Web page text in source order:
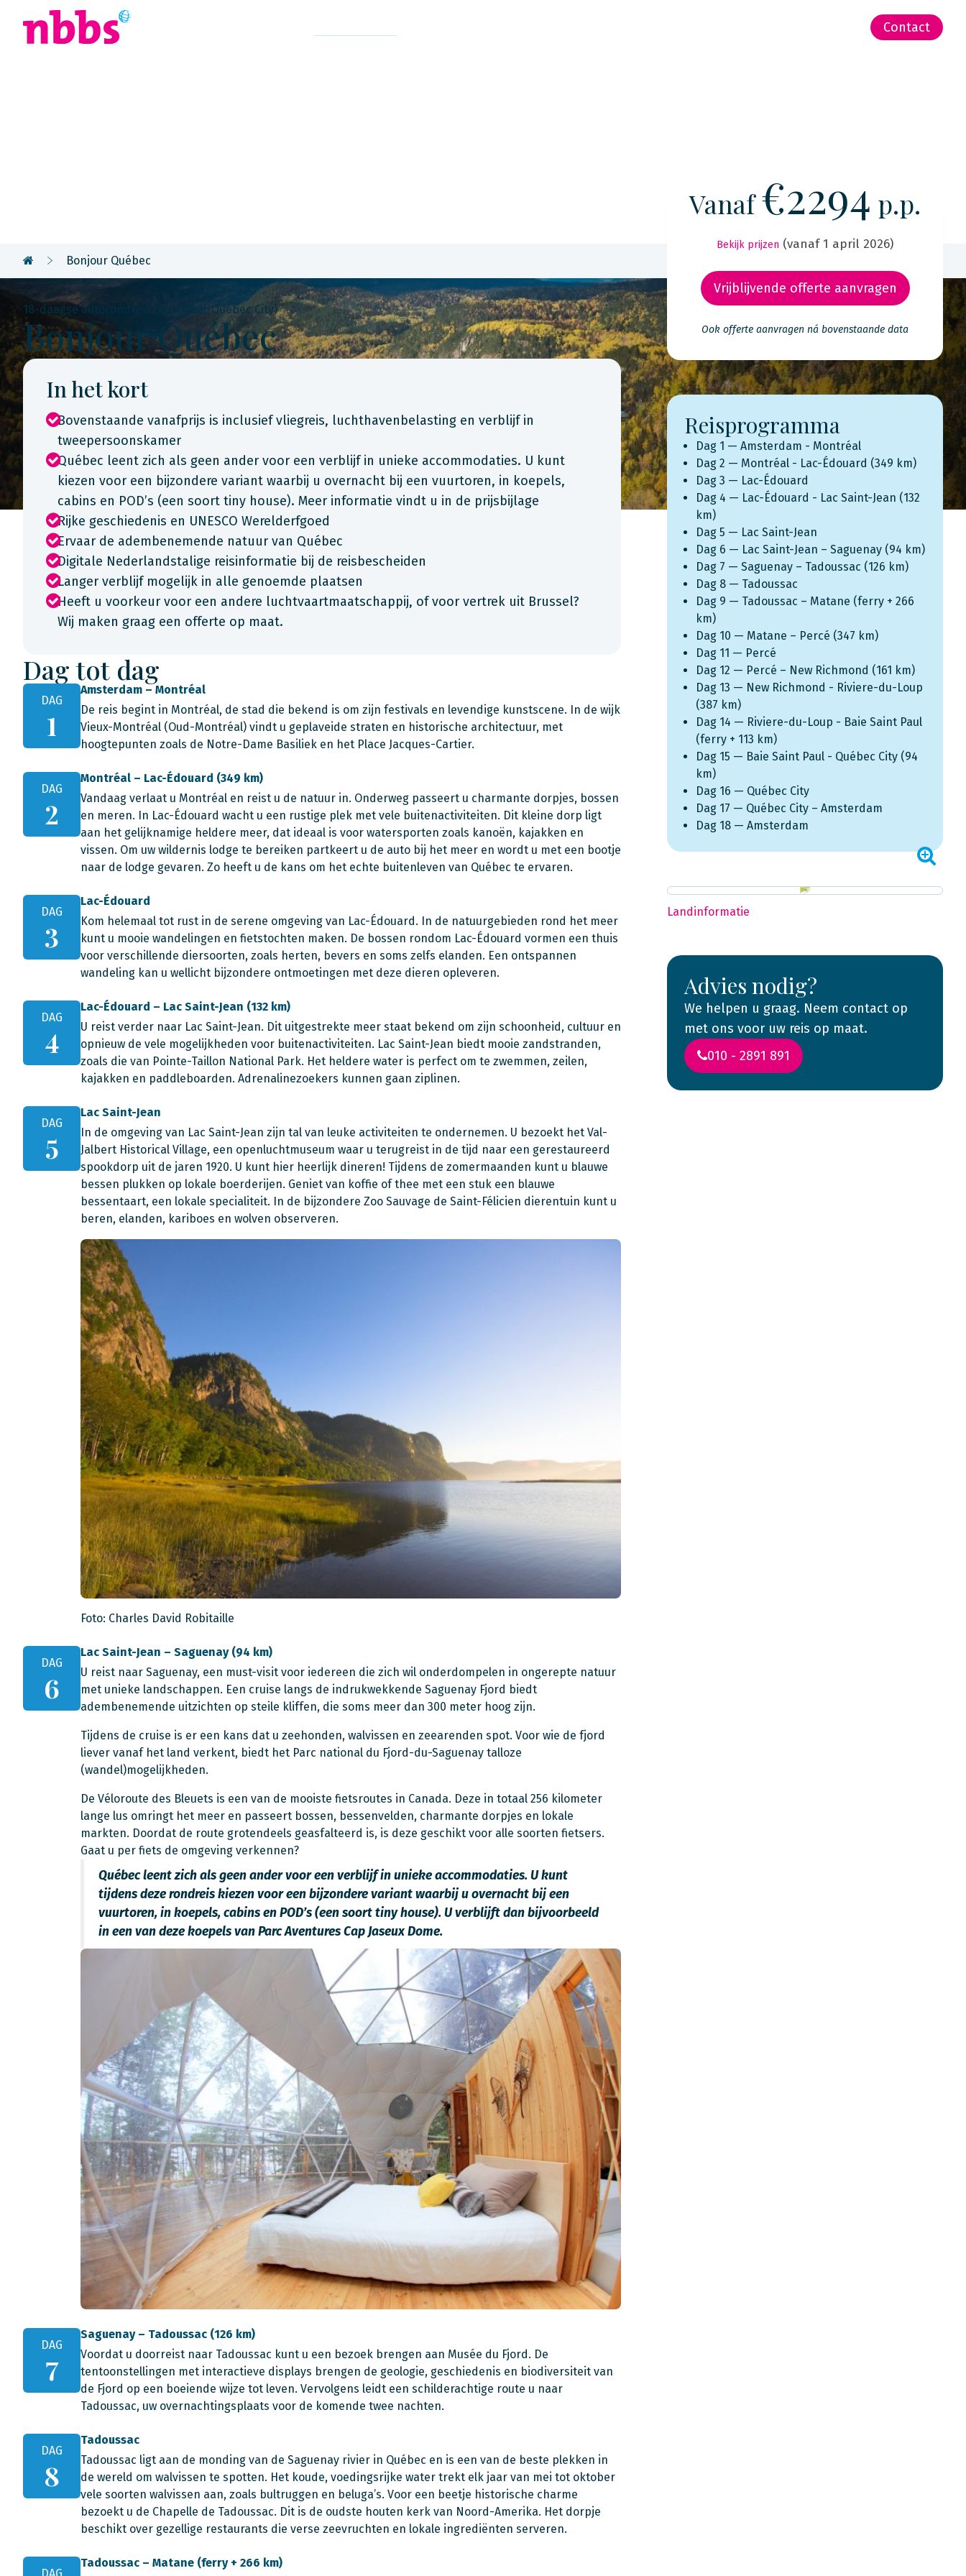
Contact
Bonjour Québec
18-daagse autorondreis (Montréal-Québec City)
Bonjour Québec
In het kort
Bovenstaande vanafprijs is inclusief vliegreis, luchthavenbelasting en verblijf in
tweepersoonskamer
Québec leent zich als geen ander voor een verblijf in unieke accommodaties. U kunt
kiezen voor een bijzondere variant waarbij u overnacht bij een vuurtoren, in koepels,
cabins en POD’s (een soort tiny house). Meer informatie vindt u in de prijsbijlage
Rijke geschiedenis en UNESCO Werelderfgoed
Ervaar de adembenemende natuur van Québec
Digitale Nederlandstalige reisinformatie bij de reisbescheiden
Langer verblijf mogelijk in alle genoemde plaatsen
Heeft u voorkeur voor een andere luchtvaartmaatschappij, of voor vertrek uit Brussel?
Wij maken graag een offerte op maat.
Dag tot dag
DAG
1
Amsterdam – Montréal
De reis begint in Montréal, de stad die bekend is om zijn festivals en levendige kunstscene. In de wijk
Vieux-Montréal (Oud-Montréal) vindt u geplaveide straten en historische architectuur, met
hoogtepunten zoals de Notre-Dame Basiliek en het Place Jacques-Cartier.
DAG
2
Montréal – Lac-Édouard (349 km)
Vandaag verlaat u Montréal en reist u de natuur in. Onderweg passeert u charmante dorpjes, bossen
en meren. In Lac-Édouard wacht u een rustige plek met vele buitenactiviteiten. Dit kleine dorp ligt
aan het gelijknamige heldere meer, dat ideaal is voor watersporten zoals kanoën, kajakken en
vissen. Om uw wildernis lodge te bereiken partkeert u de auto bij het meer en wordt u met een bootje
naar de lodge gevaren. Zo heeft u de kans om het echte buitenleven van Québec te ervaren.
DAG
3
Lac-Édouard
Kom helemaal tot rust in de serene omgeving van Lac-Édouard. In de natuurgebieden rond het meer
kunt u mooie wandelingen en fietstochten maken. De bossen rondom Lac-Édouard vormen een thuis
voor verschillende diersoorten, zoals herten, bevers en soms zelfs elanden. Een ontspannen
wandeling kan u wellicht bijzondere ontmoetingen met deze dieren opleveren.
DAG
4
Lac-Édouard – Lac Saint-Jean (132 km)
U reist verder naar Lac Saint-Jean. Dit uitgestrekte meer staat bekend om zijn schoonheid, cultuur en
opnieuw de vele mogelijkheden voor buitenactiviteiten. Lac Saint-Jean biedt mooie zandstranden,
zoals die van Pointe-Taillon National Park. Het heldere water is perfect om te zwemmen, zeilen,
kajakken en paddleboarden. Adrenalinezoekers kunnen gaan ziplinen.
DAG
5
Lac Saint-Jean
In de omgeving van Lac Saint-Jean zijn tal van leuke activiteiten te ondernemen. U bezoekt het Val-
Jalbert Historical Village, een openluchtmuseum waar u terugreist in de tijd naar een gerestaureerd
spookdorp uit de jaren 1920. U kunt hier heerlijk dineren! Tijdens de zomermaanden kunt u blauwe
bessen plukken op lokale boerderijen. Geniet van koffie of thee met een stuk een blauwe
bessentaart, een lokale specialiteit. In de bijzondere Zoo Sauvage de Saint-Félicien dierentuin kunt u
beren, elanden, kariboes en wolven observeren.
Foto: Charles David Robitaille
DAG
6
Lac Saint-Jean – Saguenay (94 km)
U reist naar Saguenay, een must-visit voor iedereen die zich wil onderdompelen in ongerepte natuur
met unieke landschappen. Een cruise langs de indrukwekkende Saguenay Fjord biedt
adembenemende uitzichten op steile kliffen, die soms meer dan 300 meter hoog zijn.
Tijdens de cruise is er een kans dat u zeehonden, walvissen en zeearenden spot. Voor wie de fjord
liever vanaf het land verkent, biedt het Parc national du Fjord-du-Saguenay talloze
(wandel)mogelijkheden.
De Véloroute des Bleuets is een van de mooiste fietsroutes in Canada. Deze in totaal 256 kilometer
lange lus omringt het meer en passeert bossen, bessenvelden, charmante dorpjes en lokale
markten. Doordat de route grotendeels geasfalteerd is, is deze geschikt voor alle soorten fietsers.
Gaat u per fiets de omgeving verkennen?
Québec leent zich als geen ander voor een verblijf in unieke accommodaties. U kunt
tijdens deze rondreis kiezen voor een bijzondere variant waarbij u overnacht bij een
vuurtoren, in koepels, cabins en POD’s (een soort tiny house). U verblijft dan bijvoorbeeld
in een van deze koepels van Parc Aventures Cap Jaseux Dome.
DAG
7
Saguenay – Tadoussac (126 km)
Voordat u doorreist naar Tadoussac kunt u een bezoek brengen aan Musée du Fjord. De
tentoonstellingen met interactieve displays brengen de geologie, geschiedenis en biodiversiteit van
de Fjord op een boeiende wijze tot leven. Vervolgens leidt een schilderachtige route u naar
Tadoussac, uw overnachtingsplaats voor de komende twee nachten.
DAG
8
Tadoussac
Tadoussac ligt aan de monding van de Saguenay rivier in Québec en is een van de beste plekken in
de wereld om walvissen te spotten. Het koude, voedingsrijke water trekt elk jaar van mei tot oktober
vele soorten walvissen aan, zoals bultruggen en beluga’s. Voor een beetje historische charme
bezoekt u de Chapelle de Tadoussac. Dit is de oudste houten kerk van Noord-Amerika. Het dorpje
beschikt over gezellige restaurants die verse zeevruchten en lokale ingrediënten serveren.
DAG
Tadoussac – Matane (ferry + 266 km)
Vanaf€2294 p.p.
Bekijk prijzen (vanaf 1 april 2026)
Vrijblijvende offerte aanvragen
Ook offerte aanvragen ná bovenstaande data
Reisprogramma
Dag 1 — Amsterdam - Montréal
Dag 2 — Montréal - Lac-Édouard (349 km)
Dag 3 — Lac-Édouard
Dag 4 — Lac-Édouard - Lac Saint-Jean (132
km)
Dag 5 — Lac Saint-Jean
Dag 6 — Lac Saint-Jean – Saguenay (94 km)
Dag 7 — Saguenay – Tadoussac (126 km)
Dag 8 — Tadoussac
Dag 9 — Tadoussac – Matane (ferry + 266
km)
Dag 10 — Matane – Percé (347 km)
Dag 11 — Percé
Dag 12 — Percé – New Richmond (161 km)
Dag 13 — New Richmond - Riviere-du-Loup
(387 km)
Dag 14 — Riviere-du-Loup - Baie Saint Paul
(ferry + 113 km)
Dag 15 — Baie Saint Paul - Québec City (94
km)
Dag 16 — Québec City
Dag 17 — Québec City – Amsterdam
Dag 18 — Amsterdam
Landinformatie
Advies nodig?
We helpen u graag. Neem contact op
met ons voor uw reis op maat.
010 - 2891 891